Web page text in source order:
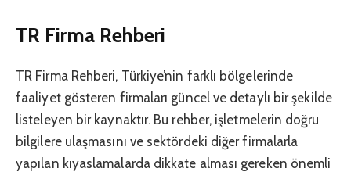
TR Firma Rehberi
TR Firma Rehberi, Türkiye’nin farklı bölgelerinde
faaliyet gösteren firmaları güncel ve detaylı bir şekilde
listeleyen bir kaynaktır. Bu rehber, işletmelerin doğru
bilgilere ulaşmasını ve sektördeki diğer firmalarla
yapılan kıyaslamalarda dikkate alması gereken önemli